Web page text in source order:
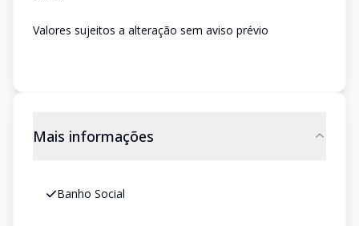
Valores sujeitos a alteração sem aviso prévio
Mais informações
Banho Social